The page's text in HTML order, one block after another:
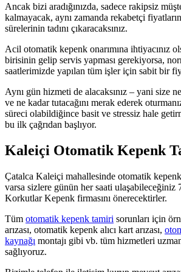
Ancak bizi aradığınızda, sadece rakipsiz
kalmayacak, aynı zamanda rekabetçi
sürelerinin tadını çıkaracaksınız.
Acil otomatik kepenk onarımına ihtiyacınız
birisinin gelip servis yapması gerekiyorsa,
saatlerimizde yapılan tüm işler için sabit bir
Aynı gün hizmeti de alacaksınız – yani size ne
ve ne kadar tutacağını merak ederek
süreci olabildiğince basit ve stressiz hale
bu ilk çağrıdan başlıyor.
Kaleiçi Otomatik Kepenk
Çatalca Kaleiçi mahallesinde otomatik kepenk
varsa sizlere günün her saati ulaşabileceğiniz
Korkutlar Kepenk firmasını önerecektirler.
Tüm otomatik kepenk tamiri sorunları için
arızası, otomatik kepenk alıcı kart arızası,
kaynağı montajı gibi vb. tüm hizmetleri
sağlıyoruz.